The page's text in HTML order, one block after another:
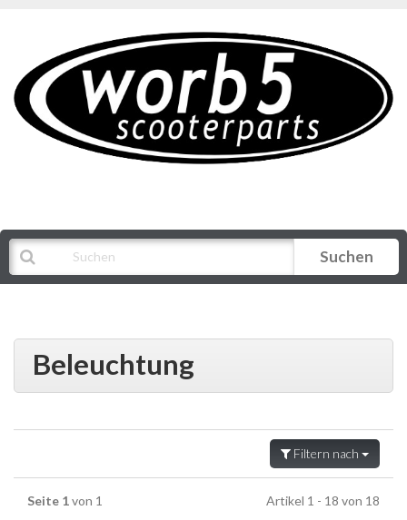
Suchen
Beleuchtung
Filtern nach
Seite 1von 1 Artikel 1 - 18 von 18